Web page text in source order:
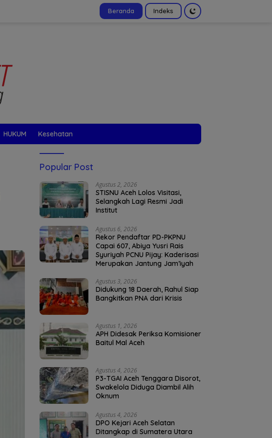
Beranda Indeks
HUKUM Kesehatan
Popular Post
Agustus 2, 2026
STISNU Aceh Lolos Visitasi,
Selangkah Lagi Resmi Jadi
Institut
Agustus 6, 2026
Rekor Pendaftar PD-PKPNU
Capai 607, Abiya Yusri Rais
Syuriyah PCNU Pijay: Kaderisasi
Merupakan Jantung Jam’iyah
Agustus 3, 2026
Didukung 18 Daerah, Rahul Siap
Bangkitkan PNA dari Krisis
Agustus 1, 2026
APH Didesak Periksa Komisioner
Baitul Mal Aceh
Agustus 4, 2026
P3-TGAI Aceh Tenggara Disorot,
Swakelola Diduga Diambil Alih
Oknum
Agustus 4, 2026
DPO Kejari Aceh Selatan
Ditangkap di Sumatera Utara